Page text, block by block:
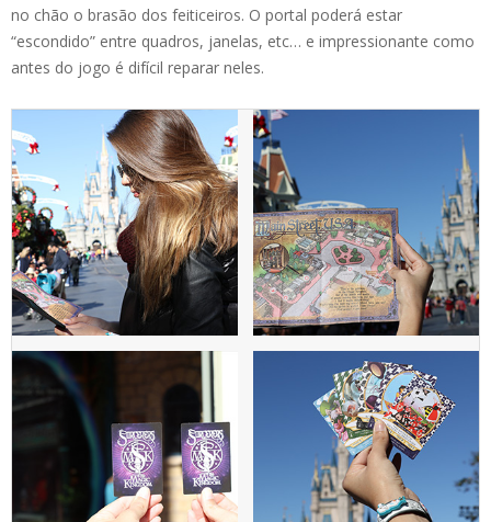
no chão o brasão dos feiticeiros. O portal poderá estar
“escondido” entre quadros, janelas, etc… e impressionante como
antes do jogo é difícil reparar neles.